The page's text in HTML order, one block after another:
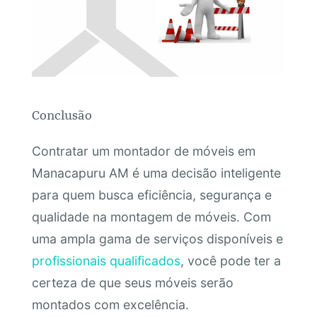
Conclusão
Contratar um montador de móveis em
Manacapuru AM é uma decisão inteligente
para quem busca eficiência, segurança e
qualidade na montagem de móveis. Com
uma ampla gama de serviços disponíveis e
profissionais qualificados, você pode ter a
certeza de que seus móveis serão
montados com excelência.